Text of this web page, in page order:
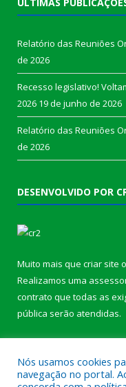
Relatório das Reuniões
de 2026
Recesso legislativo!
2026 19 de junho de 2026
Relatório das Reuniões
de 2026
DESENVOLVIDO POR
Muito mais que criar site
Realizamos uma
contrato que todas as
pública serão atendidas.
Nós usamos cookies
navegação no portal.